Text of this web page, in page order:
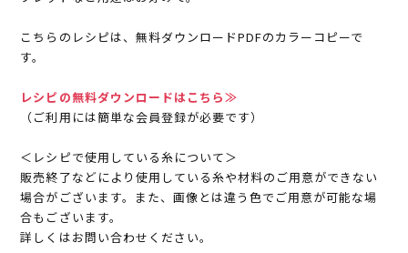
こちらのレシピは、無料ダウンロードPDFのカラーコピーで
す。
レシピの無料ダウンロードはこちら≫
（ご利用には簡単な会員登録が必要です）
＜レシピで使用している糸について＞
販売終了などにより使用している糸や材料のご用意ができない
場合がございます。また、画像とは違う色でご用意が可能な場
合もございます。
詳しくはお問い合わせください。